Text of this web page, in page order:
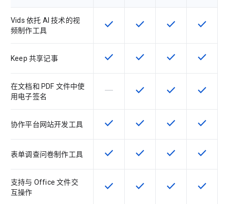
Vids 依托 AI 技术的视
频制作工具
该 SKU 提供此功能
check 该 SKU 提供此功能
check 该 SKU 提供此功
check 该 SKU
check
Keep 共享记事 该 SKU 提供此功能
check 该 SKU 提供此功能
check 该 SKU 提供此功
check 该 SKU
check
在文档和 PDF 文件中使
用电子签名
该 SKU 不支持此功能
horizontal_rule 该 SKU 提供此功能
check 该 SKU 提供此功
check 该 SKU
check
协作平台网站开发工具 该 SKU 提供此功能
check 该 SKU 提供此功能
check 该 SKU 提供此功
check 该 SKU
check
表单调查问卷制作工具 该 SKU 提供此功能
check 该 SKU 提供此功能
check 该 SKU 提供此功
check 该 SKU
check
支持与 Office 文件交
互操作
该 SKU 提供此功能
check 该 SKU 提供此功能
check 该 SKU 提供此功
check 该 SKU
check